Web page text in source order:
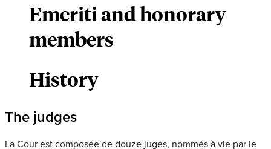
Emeriti and honorary
members
History
The judges
La Cour est composée de douze juges, nommés à vie par le